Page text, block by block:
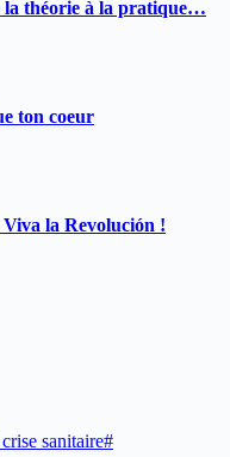
la théorie à la pratique…
ton coeur
Viva la Revolución !
crise sanitaire#